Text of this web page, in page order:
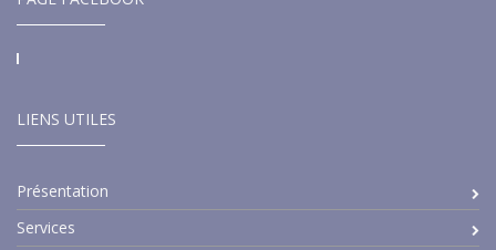
LIENS UTILES
Présentation
Services